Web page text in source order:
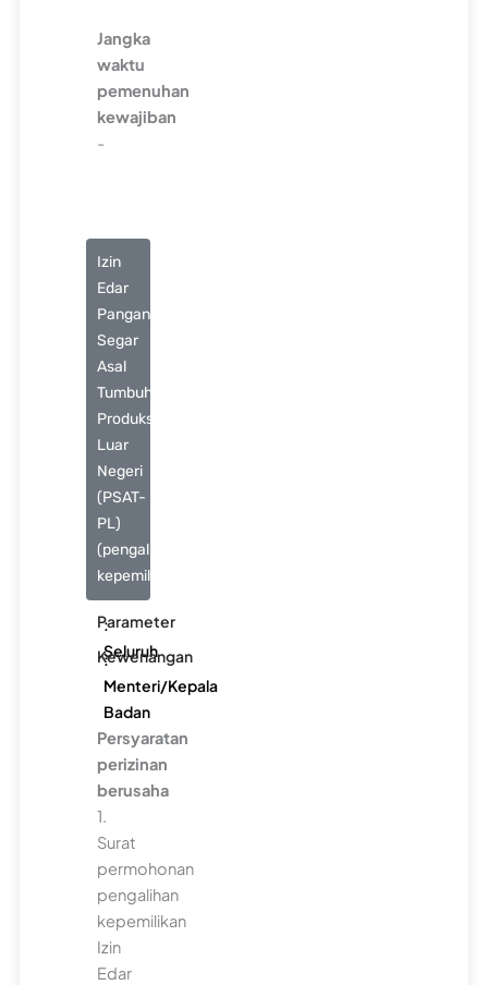
Jangka
waktu
pemenuhan
kewajiban
-
Izin
Edar
Pangan
Segar
Asal
Tumbuhan
Produksi
Luar
Negeri
(PSAT-
PL)
(pengalihan
kepemilikan)
Parameter
:
Seluruh
Kewenangan
:
Menteri/Kepala
Badan
Persyaratan
perizinan
berusaha
1.
Surat
permohonan
pengalihan
kepemilikan
Izin
Edar